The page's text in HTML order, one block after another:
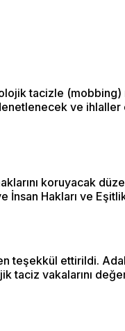
tacizle (mobbing)
ve ihlaller
koruyacak
İnsan Hakları ve
teşekkül ettirildi.
taciz vakalarını